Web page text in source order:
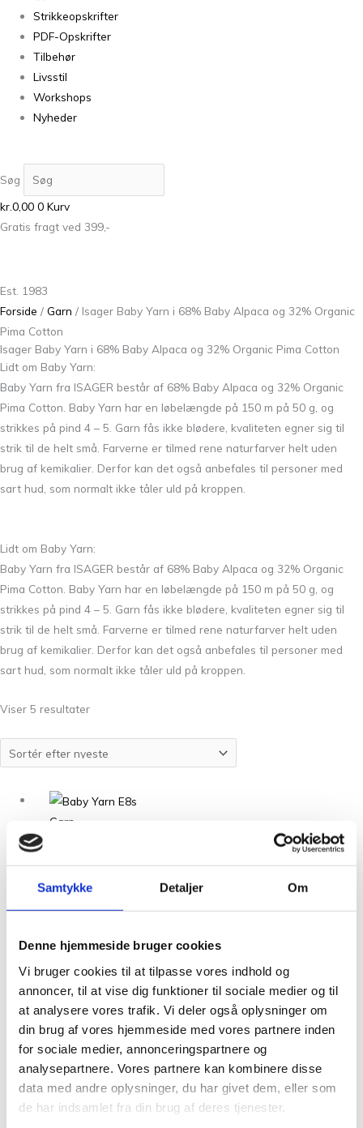
Samtykke Detaljer Om
Denne hjemmeside bruger cookies
Vi bruger cookies til at tilpasse vores indhold og
annoncer, til at vise dig funktioner til sociale medier og til
at analysere vores trafik. Vi deler også oplysninger om
din brug af vores hjemmeside med vores partnere inden
for sociale medier, annonceringspartnere og
analysepartnere. Vores partnere kan kombinere disse
data med andre oplysninger, du har givet dem, eller som
de har indsamlet fra din brug af deres tjenester.
Strikkeopskrifter
PDF-Opskrifter
Tilbehør
Livsstil
Workshops
Nyheder
Søg
kr.0,00 0 Kurv
Gratis fragt ved 399,-
Est. 1983
Forside / Garn / Isager Baby Yarn i 68% Baby Alpaca og 32% Organic
Pima Cotton
Isager Baby Yarn i 68% Baby Alpaca og 32% Organic Pima Cotton
Lidt om Baby Yarn:
Baby Yarn fra ISAGER består af 68% Baby Alpaca og 32% Organic
Pima Cotton. Baby Yarn har en løbelængde på 150 m på 50 g, og
strikkes på pind 4 – 5. Garn fås ikke blødere, kvaliteten egner sig til
strik til de helt små. Farverne er tilmed rene naturfarver helt uden
brug af kemikalier. Derfor kan det også anbefales til personer med
sart hud, som normalt ikke tåler uld på kroppen.
Lidt om Baby Yarn:
Baby Yarn fra ISAGER består af 68% Baby Alpaca og 32% Organic
Pima Cotton. Baby Yarn har en løbelængde på 150 m på 50 g, og
strikkes på pind 4 – 5. Garn fås ikke blødere, kvaliteten egner sig til
strik til de helt små. Farverne er tilmed rene naturfarver helt uden
brug af kemikalier. Derfor kan det også anbefales til personer med
sart hud, som normalt ikke tåler uld på kroppen.
Viser 5 resultater
Garn
Baby Yarn E4s
kr.72,00 Tilføj til kurv